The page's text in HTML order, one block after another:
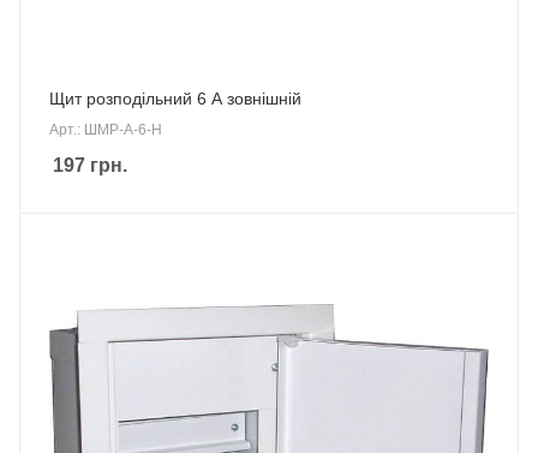
Щит розподільний 6 А зовнішній
Арт.: ШМР-А-6-Н
197 грн.